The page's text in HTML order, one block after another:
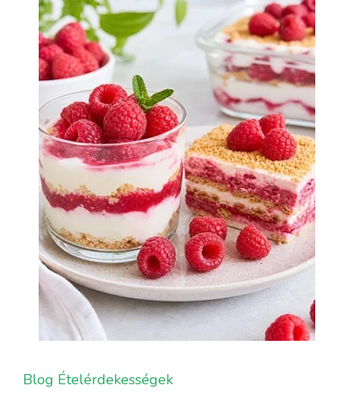
Blog Ételérdekességek